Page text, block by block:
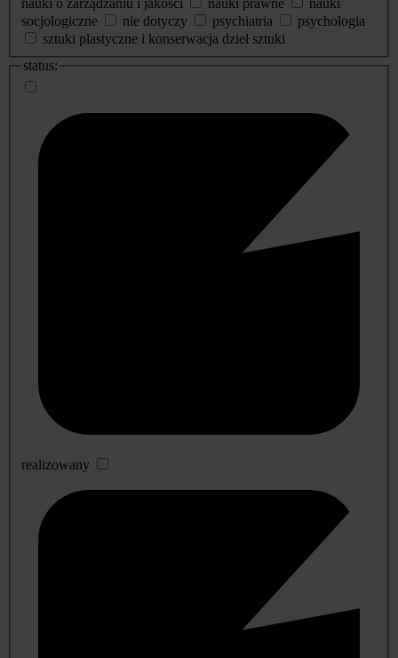
socjologiczne
nie dotyczy psychiatria
psychologia
sztuki plastyczne i konserwacja dzieł sztuki
status:
realizowany